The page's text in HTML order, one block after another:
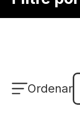
Ordenar